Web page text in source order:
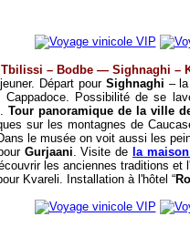
– Bodbe — Sighnaghi –
Départ pour Sighnaghi –
Cappadoce. Possibilité de se
Tour panoramique de la ville
sur les montagnes de
le musée on voit aussi les
Gurjaani. Visite de la
les anciennes traditions et
Kvareli. Installation à l'hôtel “